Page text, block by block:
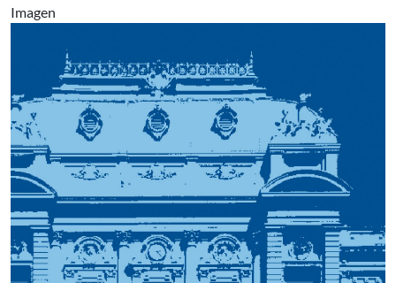
Imagen